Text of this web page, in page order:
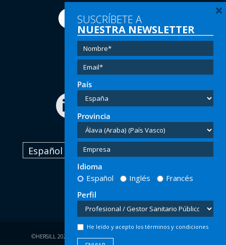
Tel:(+34) 91 616 60 00
Email:info@hersill.com
Español
©HERSILL 2026 - Legal Rights Reserved |
SUSCRÍBETE A
NUESTRA NEWSLETTER
País
Provincia
Idioma
Español
Inglés
Francés
Perfil
He leído y acepto los términos y condiciones
×